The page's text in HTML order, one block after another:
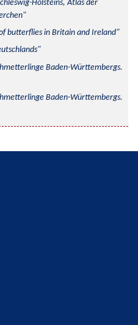
Holsteins, Atlas der
butterflies in Britain and Ireland
Baden-Württembergs.
Baden-Württembergs.